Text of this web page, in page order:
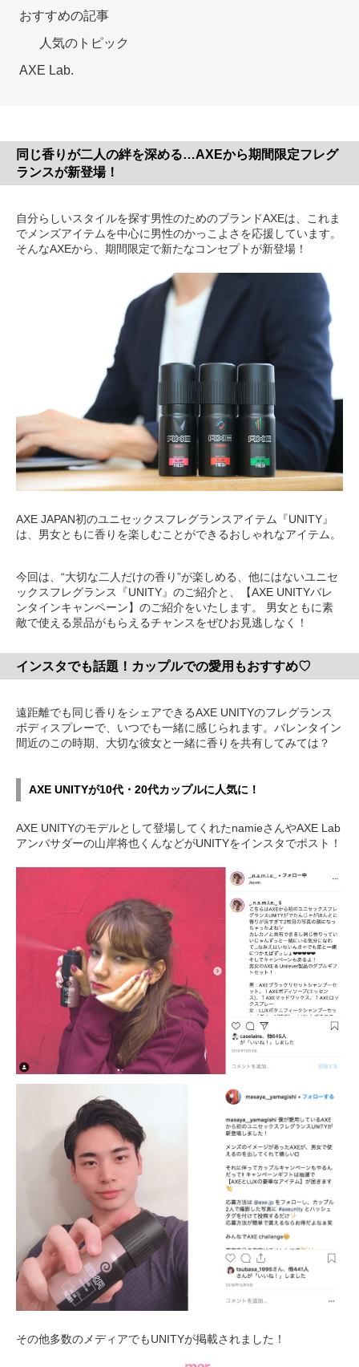
おすすめの記事
人気のトピック
AXE Lab.
同じ香りが二人の絆を深める…AXEから期間限定フレグ
ランスが新登場！
自分らしいスタイルを探す男性のためのブランドAXEは、これま
でメンズアイテムを中心に男性のかっこよさを応援しています。
そんなAXEから、期間限定で新たなコンセプトが新登場！
AXE JAPAN初のユニセックスフレグランスアイテム『UNITY』
は、男女ともに香りを楽しむことができるおしゃれなアイテム。
今回は、“大切な二人だけの香り”が楽しめる、他にはないユニセ
ックスフレグランス『UNITY』のご紹介と、【AXE UNITYバレ
ンタインキャンペーン】のご紹介をいたします。 男女ともに素
敵で使える景品がもらえるチャンスをぜひお見逃しなく！
インスタでも話題！カップルでの愛用もおすすめ♡
遠距離でも同じ香りをシェアできるAXE UNITYのフレグランス
ボディスプレーで、いつでも一緒に感じられます。バレンタイン
間近のこの時期、大切な彼女と一緒に香りを共有してみては？
AXE UNITYが10代・20代カップルに人気に！
AXE UNITYのモデルとして登場してくれたnamieさんやAXE Lab
アンバサダーの山岸将也くんなどがUNITYをインスタでポスト！
その他多数のメディアでもUNITYが掲載されました！